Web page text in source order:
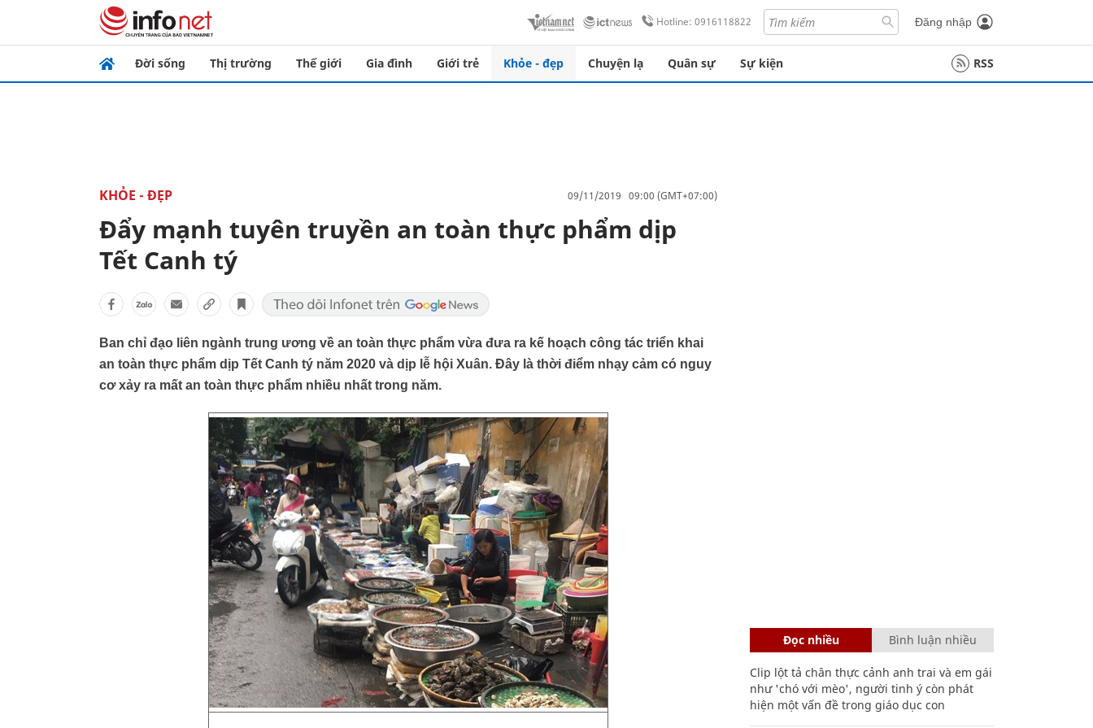
Hotline: 0916118822 Đăng nhập
Đời sống Thị trường Thế giới Gia đình Giới trẻ Khỏe - đẹp Chuyện lạ Quân sự Sự kiện RSS
KHỎE - ĐẸP 09/11/2019 09:00 (GMT+07:00)
Đẩy mạnh tuyên truyền an toàn thực phẩm dịp
Tết Canh tý
Ban chỉ đạo liên ngành trung ương về an toàn thực phẩm vừa đưa ra kế hoạch công tác triển khai
an toàn thực phẩm dịp Tết Canh tý năm 2020 và dịp lễ hội Xuân. Đây là thời điểm nhạy cảm có nguy
cơ xảy ra mất an toàn thực phẩm nhiều nhất trong năm.
Đọc nhiều Bình luận nhiều
Clip lột tả chân thực cảnh anh trai và em gái
như 'chó với mèo', người tinh ý còn phát
hiện một vấn đề trong giáo dục con